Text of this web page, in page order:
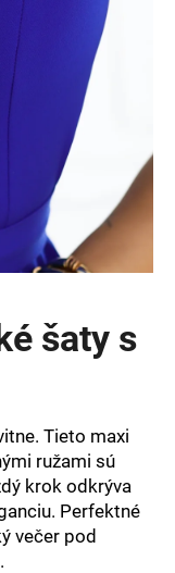
šaty s
Tieto maxi
ružami sú
krok odkrýva
Perfektné
večer pod